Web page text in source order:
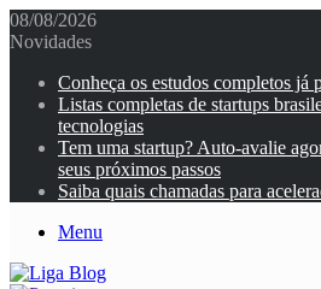
08/08/2026
Novidades
Conheça os estudos completos já
Listas completas de startups
tecnologias
Tem uma startup? Auto-avalie
seus próximos passos
Saiba quais chamadas para
Menu